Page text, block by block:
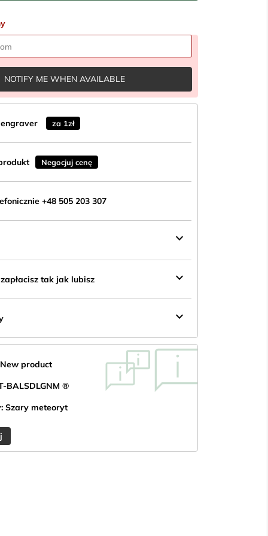
NOTIFY ME WHEN AVAILABLE
za 1zł
Negocjuj cenę
+48 505 203 307
keyboard_arrow_down
tak jak lubisz keyboard_arrow_down
keyboard_arrow_down
product
BALSDLGNM ®
Szary meteoryt